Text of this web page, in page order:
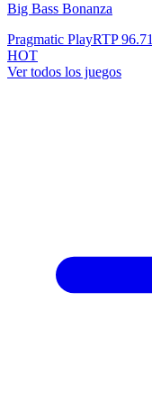
Big Bass Bonanza
Pragmatic PlayRTP96.71
HOT
Ver todos los juegos